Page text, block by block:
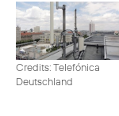
Credits: Telefónica
Deutschland